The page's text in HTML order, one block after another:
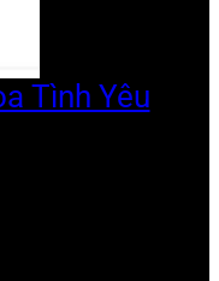
Tình Yêu